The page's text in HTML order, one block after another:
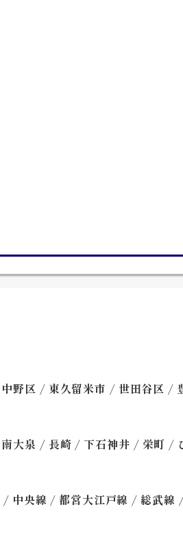
中野区 / 東久留米市 / 世田谷区 /
南大泉 / 長崎 / 下石神井 / 栄町 /
/ 中央線 / 都営大江戸線 / 総武線